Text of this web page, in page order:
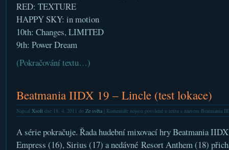
RED: TEXTURE
HAPPY SKY: in motion
10th: Changes, LIMITED
9th: Power Dream
(Pokračování textu…)
Beatmania IIDX 19 – Lincle (test lokace)
Napsal Xsoftdne 18. 4. 2011 do Ze světa| Komentáře nejsou povolenéu textu s názvem Beatmania
A série pokračuje. Řada hudební mixovací hry Beatmania
Empress (16), Sirius (17) a nedávné Resort Anthem (18)